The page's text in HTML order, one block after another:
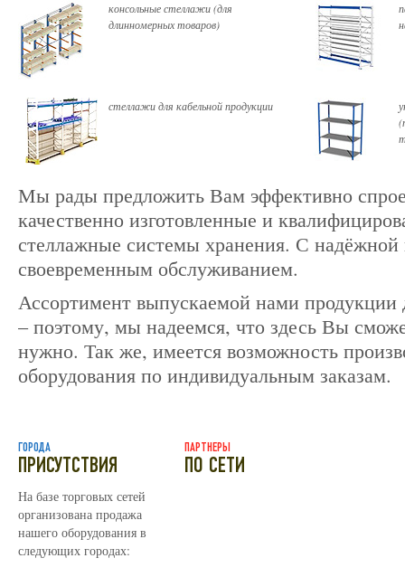
консольные стеллажи (для
длинномерных товаров)
стеллажи для кабельной продукции
Мы рады предложить Вам эффективно
качественно изготовленные и
стеллажные системы хранения. С надёжной
своевременным обслуживанием.
Ассортимент выпускаемой нами
– поэтому, мы надеемся, что здесь Вы
нужно. Так же, имеется возможность
оборудования по индивидуальным заказам.
ГОРОДА
ПРИСУТСТВИЯ
На базе торговых сетей
организована продажа
нашего оборудования в
следующих городах:
ПАРТНЕРЫ
ПО СЕТИ